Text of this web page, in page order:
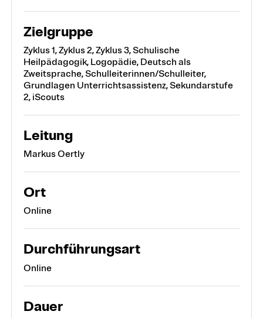
Zielgruppe
Zyklus 1, Zyklus 2, Zyklus 3, Schulische
Heilpädagogik, Logopädie, Deutsch als
Zweitsprache, Schulleiterinnen/Schulleiter,
Grundlagen Unterrichtsassistenz, Sekundarstufe
2, iScouts
Leitung
Markus Oertly
Ort
Online
Durchführungsart
Online
Dauer